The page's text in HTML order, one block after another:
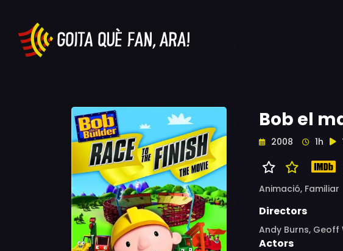
Bob el
2008 1h
Animació, Familiar
Directors
Andy Burns, Geoff
Actors